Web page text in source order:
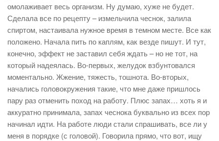
омолаживает весь организм. Ну думаю, хуже не будет.
Сделала все по рецепту – измельчила чеснок, залила
спиртом, настаивала нужное время в темном месте. Все как
положено. Начала пить по каплям, как везде пишут. И тут,
конечно, эффект не заставил себя ждать – но не тот, на
который надеялась. Во-первых, желудок взбунтовался
моментально. Жжение, тяжесть, тошнота. Во-вторых,
начались головокружения такие, что мне даже пришлось
пару раз отменить поход на работу. Плюс запах… хоть я и
аккуратно принимала, запах чеснока буквально из всех пор
начинал идти. На работе люди стали спрашивать, все ли у
меня в порядке (с головой). Говорила прямо, что вот, ищу